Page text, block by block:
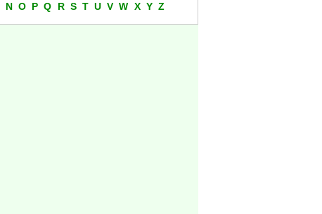
N O P Q R S T U V W X Y Z